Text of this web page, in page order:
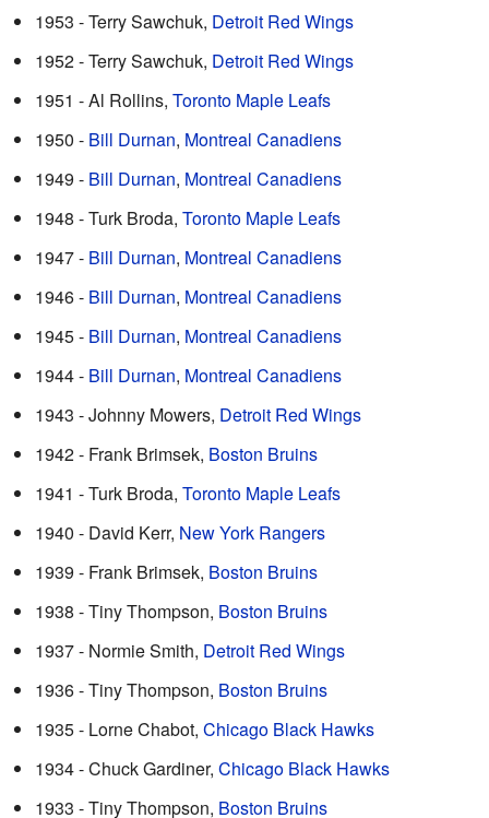
1953 - Terry Sawchuk, Detroit Red Wings
1952 - Terry Sawchuk, Detroit Red Wings
1951 - Al Rollins, Toronto Maple Leafs
1950 - Bill Durnan, Montreal Canadiens
1949 - Bill Durnan, Montreal Canadiens
1948 - Turk Broda, Toronto Maple Leafs
1947 - Bill Durnan, Montreal Canadiens
1946 - Bill Durnan, Montreal Canadiens
1945 - Bill Durnan, Montreal Canadiens
1944 - Bill Durnan, Montreal Canadiens
1943 - Johnny Mowers, Detroit Red Wings
1942 - Frank Brimsek, Boston Bruins
1941 - Turk Broda, Toronto Maple Leafs
1940 - David Kerr, New York Rangers
1939 - Frank Brimsek, Boston Bruins
1938 - Tiny Thompson, Boston Bruins
1937 - Normie Smith, Detroit Red Wings
1936 - Tiny Thompson, Boston Bruins
1935 - Lorne Chabot, Chicago Black Hawks
1934 - Chuck Gardiner, Chicago Black Hawks
1933 - Tiny Thompson, Boston Bruins